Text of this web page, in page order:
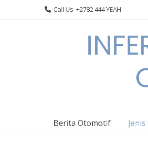
Call Us: +2782 444 YEAH
Berita Otomotif